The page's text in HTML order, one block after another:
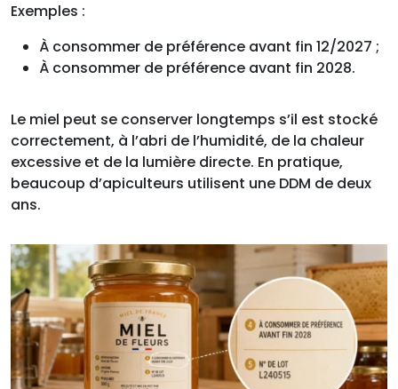
Exemples :
À consommer de préférence avant fin 12/2027 ;
À consommer de préférence avant fin 2028.
Le miel peut se conserver longtemps s’il est stocké
correctement, à l’abri de l’humidité, de la chaleur
excessive et de la lumière directe. En pratique,
beaucoup d’apiculteurs utilisent une DDM de deux
ans.